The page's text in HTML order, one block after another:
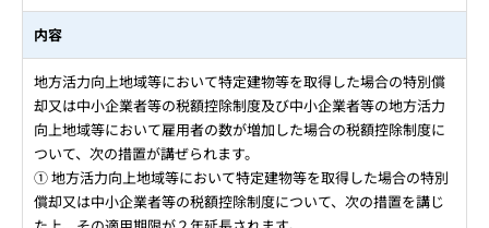
内容
地方活力向上地域等において特定建物等を取得した場合の特別償
却又は中小企業者等の税額控除制度及び中小企業者等の地方活力
向上地域等において雇用者の数が増加した場合の税額控除制度に
ついて、次の措置が講ぜられます。
① 地方活力向上地域等において特定建物等を取得した場合の特別
償却又は中小企業者等の税額控除制度について、次の措置を講じ